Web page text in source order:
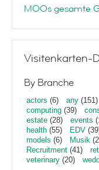
MOOs gesamte
Visitenkarten-
By Branche
actors (6) any (151)
computing (39)
estate (28) events
health (55) EDV
models (6) Musik
Recruitment (41)
veterinary (20)